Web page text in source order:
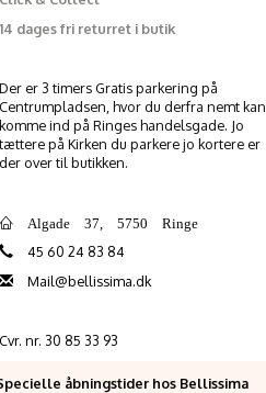
14 dages fri returret i butik
Der er 3 timers Gratis parkering på
Centrumpladsen, hvor du derfra nemt kan
komme ind på Ringes handelsgade. Jo
tættere på Kirken du parkere jo kortere er
der over til butikken.
Algade 37, 5750 Ringe
45 60 24 83 84
Mail@bellissima.dk
Cvr. nr. 30 85 33 93
åbningstider hos Bellissima